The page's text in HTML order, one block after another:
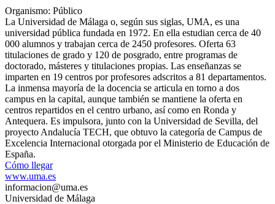
Organismo: Público
La Universidad de Málaga o, según sus siglas, UMA, es una
universidad pública fundada en 1972. En ella estudian cerca de 40
000 alumnos y trabajan cerca de 2450 profesores. Oferta 63
titulaciones de grado y 120 de posgrado, entre programas de
doctorado, másteres y titulaciones propias. Las enseñanzas se
imparten en 19 centros por profesores adscritos a 81 departamentos.
La inmensa mayoría de la docencia se articula en torno a dos
campus en la capital, aunque también se mantiene la oferta en
centros repartidos en el centro urbano, así como en Ronda y
Antequera. Es impulsora, junto con la Universidad de Sevilla, del
proyecto Andalucía TECH, que obtuvo la categoría de Campus de
Excelencia Internacional otorgada por el Ministerio de Educación de
España.
Cómo llegar
www.uma.es
informacion@uma.es
Universidad de Málaga